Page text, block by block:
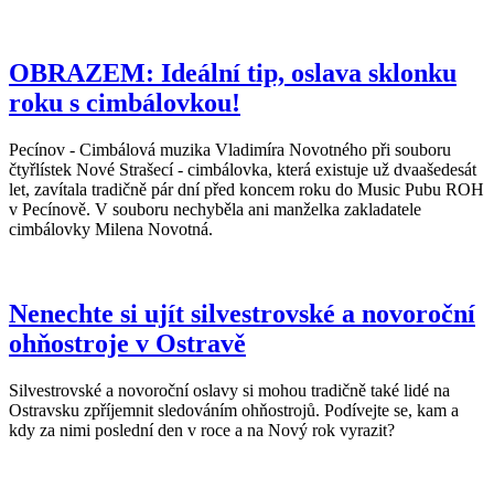
OBRAZEM: Ideální tip, oslava sklonku
roku s cimbálovkou!
Pecínov - Cimbálová muzika Vladimíra Novotného při souboru
čtyřlístek Nové Strašecí - cimbálovka, která existuje už dvaašedesát
let, zavítala tradičně pár dní před koncem roku do Music Pubu ROH
v Pecínově. V souboru nechyběla ani manželka zakladatele
cimbálovky Milena Novotná.
Nenechte si ujít silvestrovské a novoroční
ohňostroje v Ostravě
Silvestrovské a novoroční oslavy si mohou tradičně také lidé na
Ostravsku zpříjemnit sledováním ohňostrojů. Podívejte se, kam a
kdy za nimi poslední den v roce a na Nový rok vyrazit?